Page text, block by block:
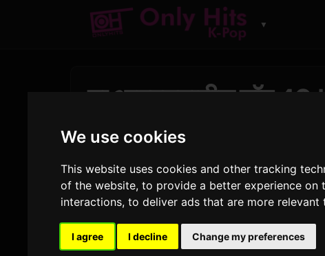
We use cookies
This website uses cookies and other tracking
of the website,to provide a better experience on
interactions,to deliver ads that are more relevant
I agree I decline Change my preferences
▼
या आठवड्यातील टॉप 40
K-Pop चाट्स
Samद्वारे २९ जुलै २०२६ 1,782 दृश्ये
या शुक्रवारी ओन्ली हिट्स K-Pop चार्टवर एक नवीन
स्थान घेते. त्यांच्या थेट मागे,GIRLSETआठवड्यातील
आठवड्याचा शीर्ष गीत,BTSचेSWIM, क्रमांक